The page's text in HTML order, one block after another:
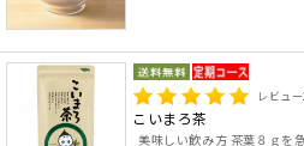
レビュー
こいまろ茶
美味しい飲み方 茶葉８ｇを